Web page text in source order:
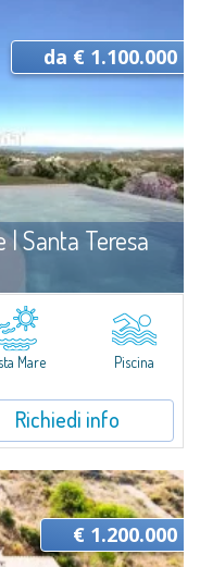
Santa Teresa
Vendita
si sviluppa su una collina
de La Maddalena. Il lotto
e per...
da € 1.100.000
Mare Piscina
Richiedi info
€ 1.200.000